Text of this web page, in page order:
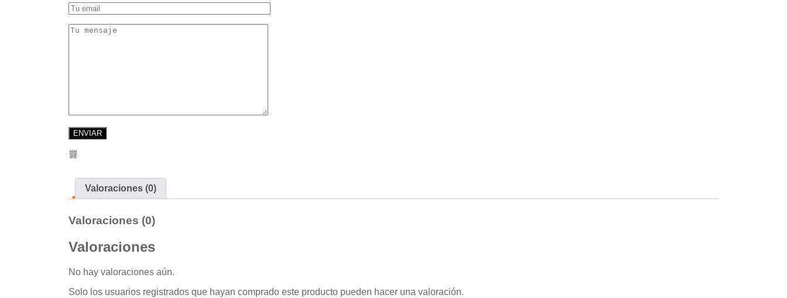
Valoraciones (0)
Valoraciones (0)
Valoraciones
No hay valoraciones aún.
Solo los usuarios registrados que hayan comprado este producto pueden hacer una valoración.